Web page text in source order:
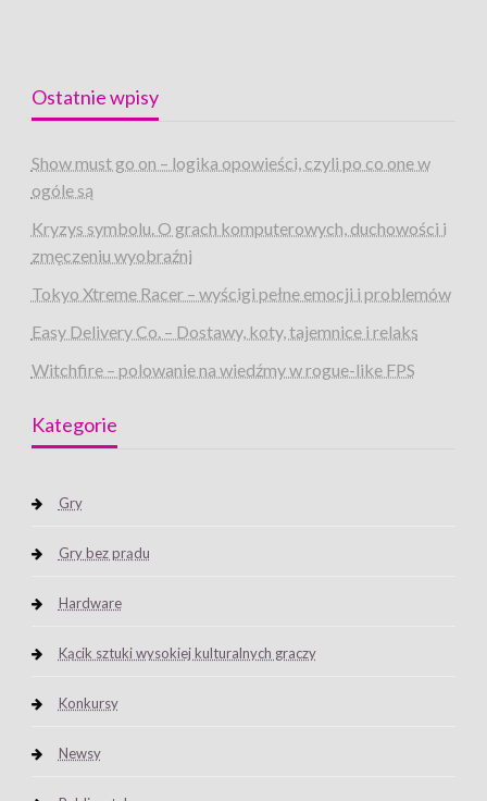
Ostatnie wpisy
Show must go on – logika opowieści, czyli po co one w
ogóle są
Kryzys symbolu. O grach komputerowych, duchowości i
zmęczeniu wyobraźni
Tokyo Xtreme Racer – wyścigi pełne emocji i problemów
Easy Delivery Co. – Dostawy, koty, tajemnice i relaks
Witchfire – polowanie na wiedźmy w rogue-like FPS
Kategorie
Gry
Gry bez prądu
Hardware
Kącik sztuki wysokiej kulturalnych graczy
Konkursy
Newsy